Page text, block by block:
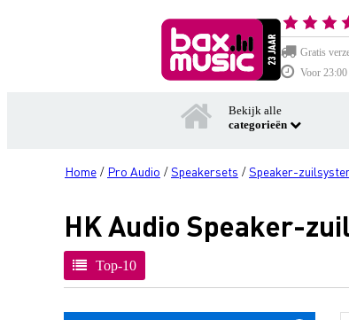
Gratis
Voor
Bekijk alle
categorieën
Home / Pro Audio /Speakersets /Speaker-
HK Audio Speaker-
Top-10